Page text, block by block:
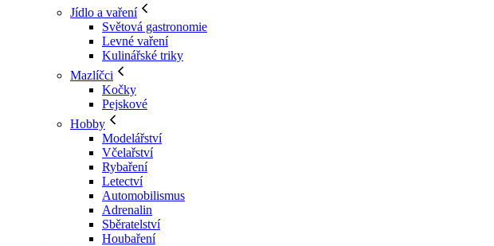
Jídlo a vaření
Světová gastronomie
Levné vaření
Kulinářské triky
Mazlíčci
Kočky
Pejskové
Hobby
Modelářství
Včelařství
Rybaření
Letectví
Automobilismus
Adrenalin
Sběratelství
Houbaření